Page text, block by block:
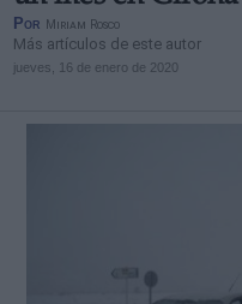
Por Miriam Rosco
Más artículos de este autor
jueves, 16 de enero de 2020